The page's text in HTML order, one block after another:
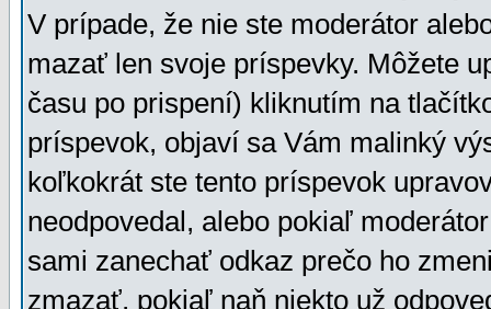
V prípade, že nie ste moderátor
mazať len svoje príspevky. Môžete
času po prispení) kliknutím na
príspevok, objaví sa Vám malinký
koľkokrát ste tento príspevok
neodpovedal, alebo pokiaľ
sami zanechať odkaz prečo ho
zmazať, pokiaľ naň niekto už